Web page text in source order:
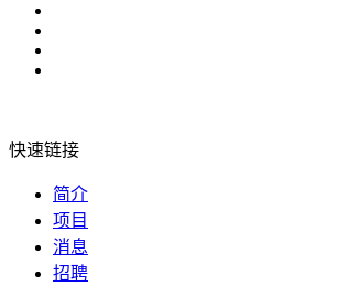
快速链接
简介
项目
消息
招聘